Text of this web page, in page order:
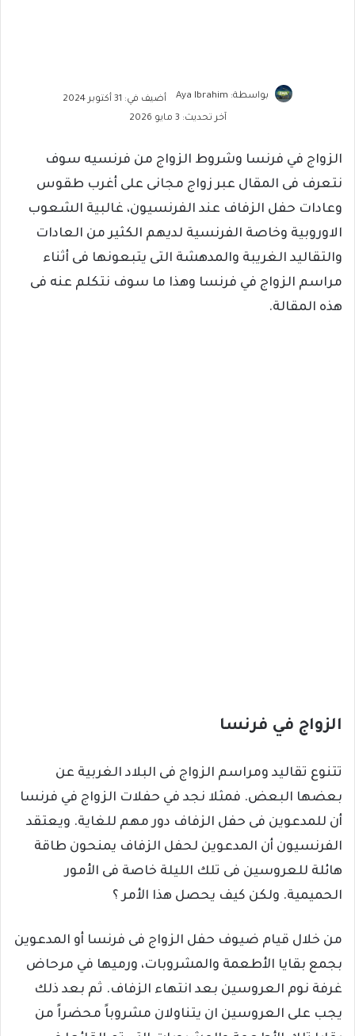
بواسطة: Aya Ibrahim
أضيف في: 31 أكتوبر 2024
آخر تحديث: 3 مايو 2026
الزواج في فرنسا وشروط الزواج من فرنسيه سوف
نتعرف فى المقال عبر زواج مجانى على أغرب طقوس
وعادات حفل الزفاف عند الفرنسيون، غالبية الشعوب
الاوروبية وخاصة الفرنسية لديهم الكثير من العادات
والتقاليد الغريبة والمدهشة التى يتبعونها فى أثناء
مراسم الزواج في فرنسا وهذا ما سوف نتكلم عنه فى
هذه المقالة.
الزواج في فرنسا
تتنوع تقاليد ومراسم الزواج فى البلاد الغربية عن
بعضها البعض. فمثلا نجد في حفلات الزواج في فرنسا
أن للمدعوين فى حفل الزفاف دور مهم للغاية. ويعتقد
الفرنسيون أن المدعوين لحفل الزفاف يمنحون طاقة
هائلة للعروسين فى تلك الليلة خاصة فى الأمور
الحميمية. ولكن كيف يحصل هذا الأمر ؟
من خلال قيام ضيوف حفل الزواج فى فرنسا أو المدعوين
بجمع بقايا الأطعمة والمشروبات، ورميها في مرحاض
غرفة نوم العروسين بعد انتهاء الزفاف. ثم بعد ذلك
يجب على العروسين ان يتناولان مشروباً محضراً من